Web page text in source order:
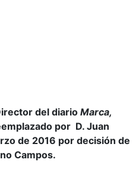
del diario Marca,
por D. Juan
de 2016 por decisión de
Campos.